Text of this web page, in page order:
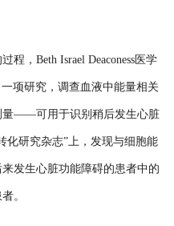
，Beth Israel Deaconess医学
项研究，调查血液中能量相关
——可用于识别稍后发生心脏
化研究杂志”上，发现与细胞能
发生心脏功能障碍的患者中的
。